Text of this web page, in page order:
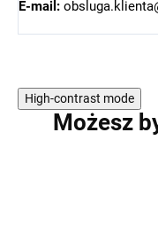
E-mail:
High-contrast mode
Możesz